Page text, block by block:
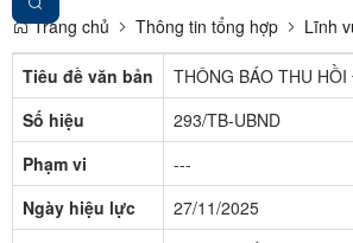
Trang chủ Thông tin tổng hợp Lĩnh
Tiêu đề văn bản
THÔNG BÁO THU
Số hiệu
293/TB-UBND
Phạm vi
---
Ngày hiệu lực
27/11/2025